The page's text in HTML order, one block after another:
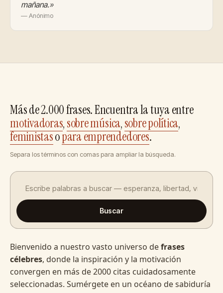
mañana.»
— Anónimo
Más de 2.000 frases. Encuentra la tuya entre
motivadoras,sobre música,sobre política,
feministasopara emprendedores.
Separa los términos con comas para ampliar la búsqueda.
Buscar
Bienvenido a nuestro vasto universo defrases
célebres, donde la inspiración y la motivación
convergen en más de 2000 citas cuidadosamente
seleccionadas. Sumérgete en un océano de sabiduría